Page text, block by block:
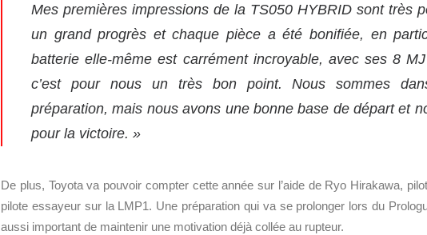
Mes premières impressions de la TS050 HYBRID sont très
un grand progrès et chaque pièce a été bonifiée, en
batterie elle-même est carrément incroyable, avec ses 8
c’est pour nous un très bon point. Nous sommes
préparation, mais nous avons une bonne base de départ et
pour la victoire. »
De plus, Toyota va pouvoir compter cette année sur l’aide de Ryo Hirakawa,
pilote essayeur sur la LMP1. Une préparation qui va se prolonger lors du
aussi important de maintenir une motivation déjà collée au rupteur.